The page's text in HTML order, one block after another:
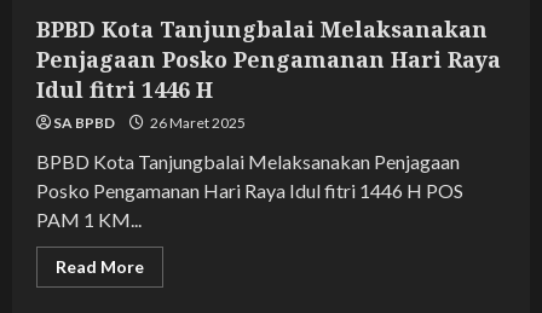
BPBD Kota Tanjungbalai Melaksanakan
Penjagaan Posko Pengamanan Hari Raya
Idul fitri 1446 H
SA BPBD 26 Maret 2025
BPBD Kota Tanjungbalai Melaksanakan Penjagaan
Posko Pengamanan Hari Raya Idul fitri 1446 H POS
PAM 1 KM...
Read MoreRead
more